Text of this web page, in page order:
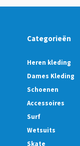
Categorieën
Heren kleding
Dames Kleding
Schoenen
Accessoires
Surf
Wetsuits
Skate